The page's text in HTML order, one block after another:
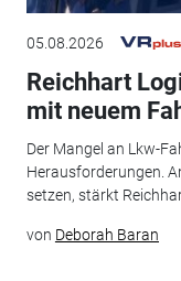
05.08.2026
Reichhart
mit neuem
Der Mangel an Lkw-
Herausforderungen.
setzen, stärkt
von Deborah Baran